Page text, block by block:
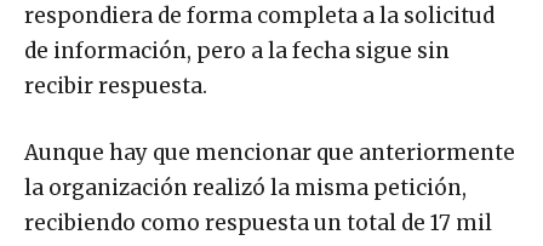
respondiera de forma completa a la solicitud
de información, pero a la fecha sigue sin
recibir respuesta.
Aunque hay que mencionar que anteriormente
la organización realizó la misma petición,
recibiendo como respuesta un total de 17 mil